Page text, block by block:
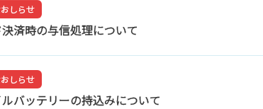
しらせ
済時の与信処理について
しらせ
バッテリーの持込みについて